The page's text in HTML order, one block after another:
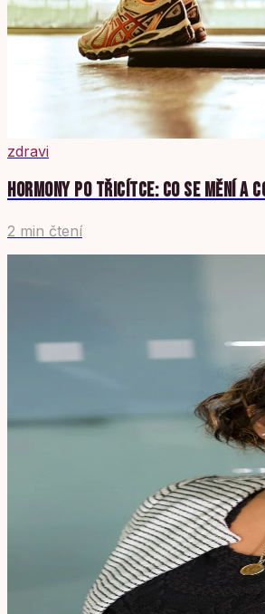
zdravi
HORMONY PO TŘICÍTCE: CO SE MĚNÍ A
2 min čtení